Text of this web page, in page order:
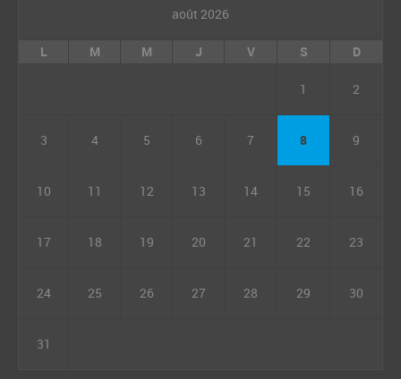
août 2026
L M M J V S D
1 2
3 4 5 6 7 8 9
10 11 12 13 14 15 16
17 18 19 20 21 22 23
24 25 26 27 28 29 30
31